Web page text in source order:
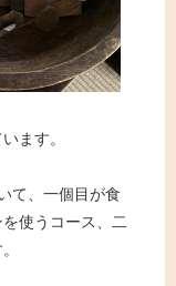
ます。
て、一個目が食
使うコース、二